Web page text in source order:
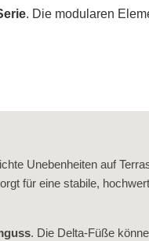
. Die modularen
Unebenheiten auf
für eine stabile,
. Die Delta‑Füße